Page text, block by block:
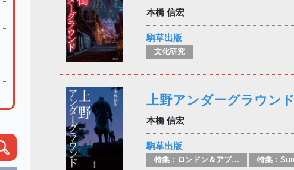
本橋 信宏
駒草出版
文化研究
上野アンダーグラウンド
本橋 信宏
駒草出版
特集：ロンドン＆アブダビブックフェア2026